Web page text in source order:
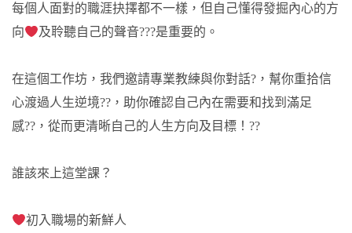
每個人面對的職涯抉擇都不一樣，但自己懂得發掘內心的方
向
及聆聽自己的聲音???是重要的。
在這個工作坊，我們邀請專業教練與你對話?，幫你重拾信
心渡過人生逆境??，助你確認自己內在需要和找到滿足
感??，從而更清晰自己的人生方向及目標！??
誰該來上這堂課？
初入職場的新鮮人